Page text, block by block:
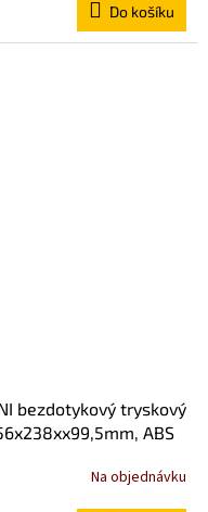
Do košíku
bezdotykový tryskový
ABS
Na objednávku